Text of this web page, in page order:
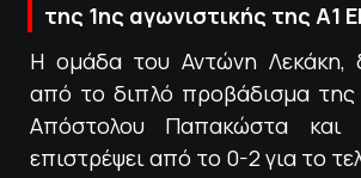
της 1ης αγωνιστικής της Α1
Η ομάδα του Αντώνη Λεκάκη,
από το διπλό προβάδισμα της
Απόστολου Παπακώστα και
επιστρέψει από το 0-2 για το